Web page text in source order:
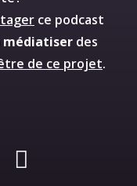
ce podcast
médiatiser des
de ce projet.